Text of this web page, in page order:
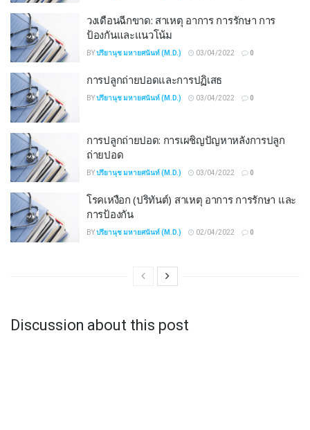
วงเดือนฉีกขาด: สาเหตุ อาการ การรักษา การ
ป้องกันและแนวโน้ม
BYปรียานุช มหายศนันท์ (M.D.) 03/04/2022 0
การปลูกถ่ายปอดและการปฏิเสธ
BYปรียานุช มหายศนันท์ (M.D.) 03/04/2022 0
การปลูกถ่ายปอด: การเผชิญปัญหาหลังการปลูก
ถ่ายปอด
BYปรียานุช มหายศนันท์ (M.D.) 03/04/2022 0
โรคเหงือก (ปริทันต์) สาเหตุ อาการ การรักษา และ
การป้องกัน
BYปรียานุช มหายศนันท์ (M.D.) 02/04/2022 0
Discussion about this post